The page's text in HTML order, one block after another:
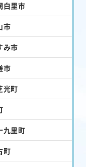
白里市
市
み市
市
光町
九里町
町